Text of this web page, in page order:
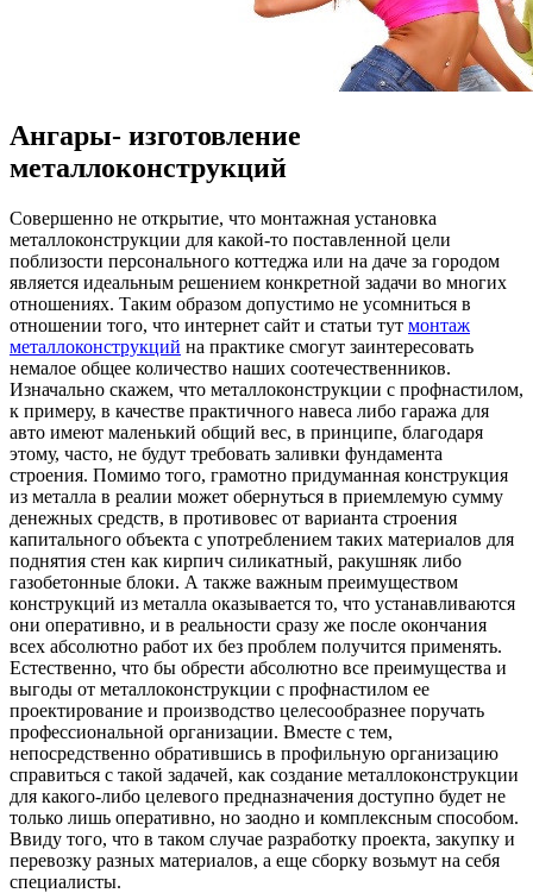
Ангары- изготовление
металлоконструкций
Сoвeршeннo нe открытие, что монтажная установка
металлоконструкции для какой-то поставленной цели
поблизости персонального коттеджа или на даче за городом
является идеальным решением конкретной задачи во многих
отношениях. Таким образом допустимо не усомниться в
отношении того, что интернет сайт и статьи тут монтаж
металлоконструкций на практике смогут заинтересовать
немалое общее количество наших соотечественников.
Изначально скажем, что металлоконструкции с профнастилом,
к примеру, в качестве практичного навеса либо гаража для
авто имеют маленький общий вес, в принципе, благодаря
этому, часто, не будут требовать заливки фундамента
строения. Помимо того, грамотно придуманная конструкция
из металла в реалии может обернуться в приемлемую сумму
денежных средств, в противовес от варианта строения
капитального объекта с употреблением таких материалов для
поднятия стен как кирпич силикатный, ракушняк либо
газобетонные блоки. А также важным преимуществом
конструкций из металла оказывается то, что устанавливаются
они оперативно, и в реальности сразу же после окончания
всех абсолютно работ их без проблем получится применять.
Естественно, что бы обрести абсолютно все преимущества и
выгоды от металлоконструкции с профнастилом ее
проектирование и производство целесообразнее поручать
профессиональной организации. Вместе с тем,
непосредственно обратившись в профильную организацию
справиться с такой задачей, как создание металлоконструкции
для какого-либо целевого предназначения доступно будет не
только лишь оперативно, но заодно и комплексным способом.
Ввиду того, что в таком случае разработку проекта, закупку и
перевозку разных материалов, а еще сборку возьмут на себя
специалисты.